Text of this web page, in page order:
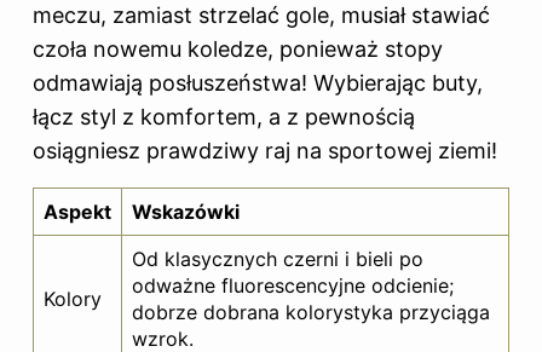
meczu, zamiast strzelać gole, musiał stawiać
czoła nowemu koledze, ponieważ stopy
odmawiają posłuszeństwa! Wybierając buty,
łącz styl z komfortem, a z pewnością
osiągniesz prawdziwy raj na sportowej ziemi!
Aspekt Wskazówki
Kolory
Od klasycznych czerni i bieli po
odważne fluorescencyjne odcienie;
dobrze dobrana kolorystyka przyciąga
wzrok.